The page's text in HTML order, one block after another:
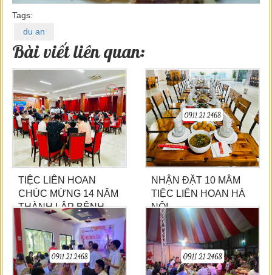
Tags:
du an
Bài viết liên quan:
TIỆC LIÊN HOAN
CHÚC MỪNG 14 NĂM
THÀNH LẬP BỆNH
VIỆN
NHẬN ĐẶT 10 MÂM
TIỆC LIÊN HOAN HÀ
NỘI